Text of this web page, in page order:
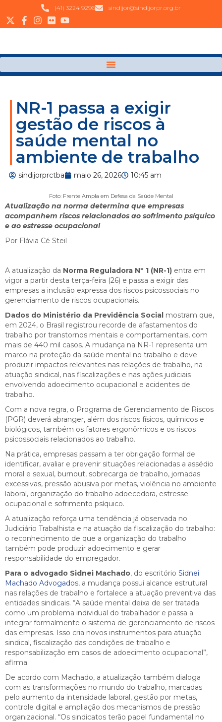
(41) 3224 9296 sindijor@sindijorpr.org.br
NR-1 passa a exigir
gestão de riscos à
saúde mental no
ambiente de trabalho
sindijorprctba maio 26, 2026 10:45 am
Foto: Frente Ampla em Defesa da Saúde Mental
Atualização na norma determina que empresas
acompanhem riscos relacionados ao sofrimento psíquico
e ao estresse ocupacional
Por Flávia Cé Steil
A atualização da Norma Reguladora Nº 1 (NR-1) entra em
vigor a partir desta terça-feira (26) e passa a exigir das
empresas a inclusão expressa dos riscos psicossociais no
gerenciamento de riscos ocupacionais.
Dados do Ministério da Previdência Social mostram que,
em 2024, o Brasil registrou recorde de afastamentos do
trabalho por transtornos mentais e comportamentais, com
mais de 440 mil casos. A mudança na NR-1 representa um
marco na proteção da saúde mental no trabalho e deve
produzir impactos relevantes nas relações de trabalho, na
atuação sindical, nas fiscalizações e nas ações judiciais
envolvendo adoecimento ocupacional e acidentes de
trabalho.
Com a nova regra, o Programa de Gerenciamento de Riscos
(PGR) deverá abranger, além dos riscos físicos, químicos e
biológicos, também os fatores ergonômicos e os riscos
psicossociais relacionados ao trabalho.
Na prática, empresas passam a ter obrigação formal de
identificar, avaliar e prevenir situações relacionadas a assédio
moral e sexual, burnout, sobrecarga de trabalho, jornadas
excessivas, pressão abusiva por metas, violência no ambiente
laboral, organização do trabalho adoecedora, estresse
ocupacional e sofrimento psíquico.
A atualização reforça uma tendência já observada no
Judiciário Trabalhista e na atuação da fiscalização do trabalho:
o reconhecimento de que a organização do trabalho
também pode produzir adoecimento e gerar
responsabilidade do empregador.
Para o advogado Sidnei Machado, do escritório Sidnei
Machado Advogados, a mudança possui alcance estrutural
nas relações de trabalho e fortalece a atuação preventiva das
entidades sindicais. “A saúde mental deixa de ser tratada
como um problema individual do trabalhador e passa a
integrar formalmente o sistema de gerenciamento de riscos
das empresas. Isso cria novos instrumentos para atuação
sindical, fiscalização das condições de trabalho e
responsabilização em casos de adoecimento ocupacional”,
afirma.
De acordo com Machado, a atualização também dialoga
com as transformações no mundo do trabalho, marcadas
pelo aumento da intensidade laboral, gestão por metas,
controle digital e ampliação dos mecanismos de pressão
organizacional. “Os sindicatos terão papel fundamental no